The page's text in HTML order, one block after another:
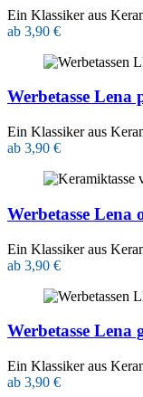
Ein Klassiker aus
ab 3,90 €
Werbetasse Lena
Ein Klassiker aus
ab 3,90 €
Werbetasse Lena
Ein Klassiker aus
ab 3,90 €
Werbetasse Lena
Ein Klassiker aus
ab 3,90 €